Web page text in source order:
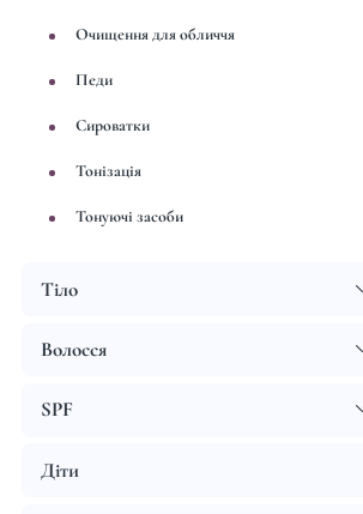
Очищення для обличчя
Педи
Сироватки
Тонізація
Тонуючі засоби
Тіло
Волосся
SPF
Діти